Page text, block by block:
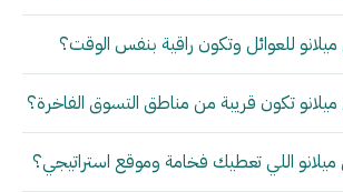
للعوائل وتكون راقية بنفس الوقت؟
تكون قريبة من مناطق التسوق الفاخرة؟
اللي تعطيك فخامة وموقع استراتيجي؟